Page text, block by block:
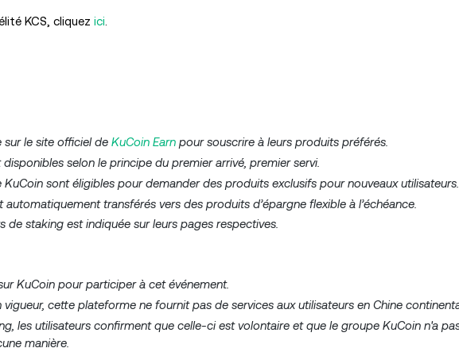
KCS, cliquez ici
sur le site officiel de KuCoin Earn pour souscrire à leurs produits préférés.
selon le principe du premier arrivé, premier servi.
KuCoin sont éligibles pour demander des produits exclusifs pour nouveaux utilisateurs.
transférés vers des produits d’épargne flexible à l’échéance.
staking est indiquée sur leurs pages respectives.
KuCoin pour participer à cet événement.
cette plateforme ne fournit pas de services aux utilisateurs en Chine
les utilisateurs confirment que celle-ci est volontaire et que le groupe KuCoin n'a
manière.